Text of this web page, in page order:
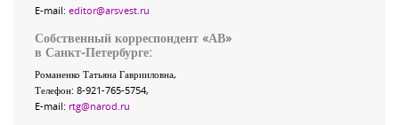
E-mail: editor@arsvest.ru
Собственный корреспондент «АВ»
в Санкт-Петербурге:
Романенко Татьяна Гаврииловна,
Телефон: 8-921-765-5754,
E-mail: rtg@narod.ru